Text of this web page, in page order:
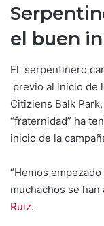
el buen
El serpentinero
previo al inicio de
Citiziens Balk
“fraternidad” ha
inicio de la
“Hemos
muchachos se
Ruiz.